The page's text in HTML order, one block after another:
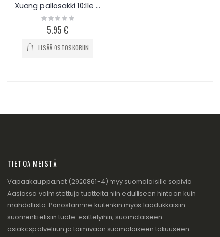
Xuang pallosäkki 10:lle pallolle
Rating:
0%5,95 €
LISÄÄ OSTOSKORIIN
TIETOA MEISTÄ
Vapaakauppa.net (2920861-4) myy suomalaisille sopivia
Aasiassa valmistettuja tuotteita niin edulliseen hintaan kuin
mahdollista. Panostamme kuitenkin myös laadukkaisiin
suomenkielisiin tuote-esittelyihin, suomalaiseen
asiakaspalveluun ja toimivaan suomalaiseen takuuseen.